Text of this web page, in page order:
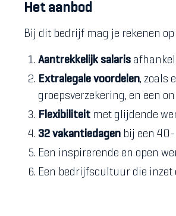
Het aanbod
Bij dit bedrijf mag je rekenen
Aantrekkelijk salaris
Extralegale voordelen, zoals
groepsverzekering, en een
Flexibiliteit met glijdende
32 vakantiedagen bij een
Een inspirerende en open
Een bedrijfscultuur die